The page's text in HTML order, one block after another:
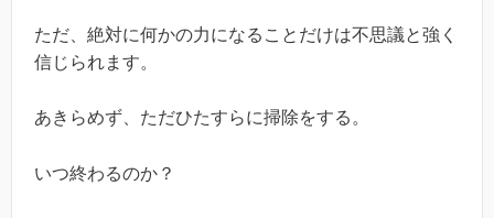
ただ、絶対に何かの力になることだけは不思議と強く
信じられます。
あきらめず、ただひたすらに掃除をする。
いつ終わるのか？